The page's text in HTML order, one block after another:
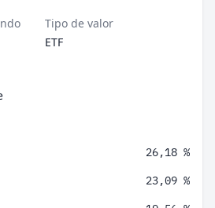
Tipo de valor
ETF
26,18 %
23,09 %